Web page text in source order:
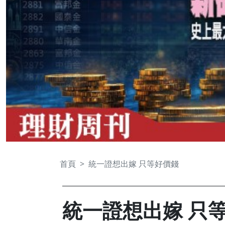
首頁 統一證想出嫁 只等好價錢
統一證想出嫁 只